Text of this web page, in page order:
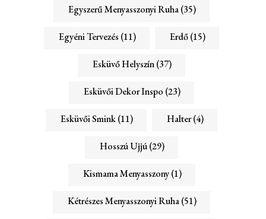
Egyszerű Menyasszonyi Ruha(35)
Egyéni Tervezés (11) Erdő(15)
Esküvő Helyszín(37)
Esküvői Dekor Inspo (23)
Esküvői Smink(11) Halter(4)
Hosszú Ujjú(29)
Kismama Menyasszony(1)
Kétrészes Menyasszonyi Ruha(51)